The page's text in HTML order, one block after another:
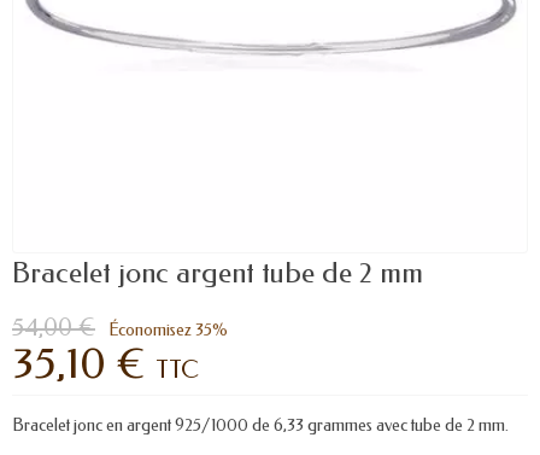
Bracelet jonc argent tube de 2 mm
54,00 € Économisez 35%
35,10 € TTC
Bracelet jonc en argent 925/1000 de 6,33 grammes avec tube de 2 mm.